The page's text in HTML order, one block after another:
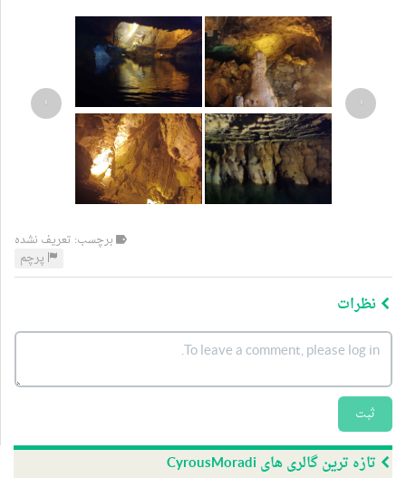
‹
›
برچسب: تعریف نشده
پرچم
نظرات
ثبت
تازه ترین گالری های CyrousMoradi